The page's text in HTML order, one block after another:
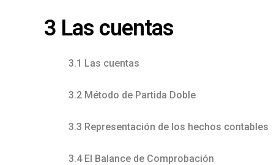
3 Las cuentas
3.1 Las cuentas
3.2 Método de Partida Doble
3.3 Representación de los hechos contables
3.4 El Balance de Comprobación